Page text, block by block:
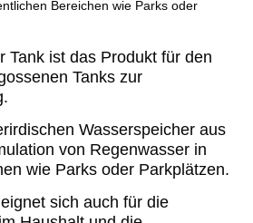
Tank ist das Produkt für den
Tanks zur
Wasserspeicher aus
von Regenwasser in
wie Parks oder Parkplätzen.
sich auch für die